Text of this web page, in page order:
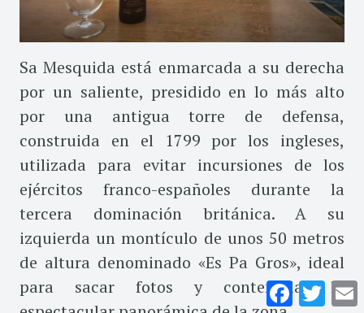
Sa Mesquida está enmarcada a su derecha
por un saliente, presidido en lo más alto
por una antigua torre de defensa,
construida en el 1799 por los ingleses,
utilizada para evitar incursiones de los
ejércitos franco-españoles durante la
tercera dominación británica. A su
izquierda un montículo de unos 50 metros
de altura denominado «Es Pa Gros», ideal
para sacar fotos y contemplar la
Facebook